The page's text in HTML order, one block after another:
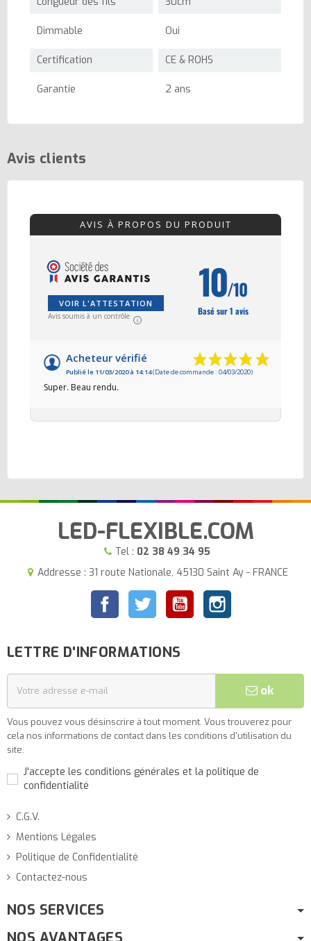
Dimmable Oui
Certification CE & ROHS
Garantie 2 ans
Avis clients
AVIS À PROPOS DU PRODUIT
VOIR L'ATTESTATION
Avis soumis à un contrôle
10/10
Basé sur 1 avis
Acheteur vérifié
Publié le 11/03/2020 à 14:14(Date de commande : 04/03/2020)
Super. Beau rendu.
LED-FLEXIBLE.COM
Tel : 02 38 49 34 95
Addresse : 31 route Nationale, 45130 Saint Ay - FRANCE
FacebookTwitter YouTubeInstagram
LETTRE D'INFORMATIONS
ok
Vous pouvez vous désinscrire à tout moment. Vous trouverez pour
cela nos informations de contact dans les conditions d'utilisation du
site.
J'accepte les conditions générales et la politique de
confidentialité
C.G.V.
Mentions Légales
Politique de Confidentialité
Contactez-nous
NOS SERVICES